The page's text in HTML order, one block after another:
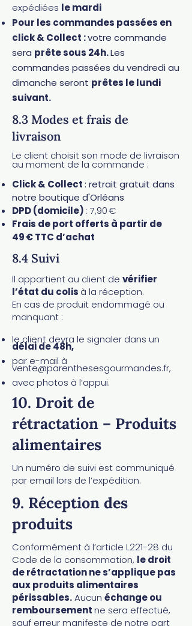
expédiées le mardi
Pour les commandes passées en
click & Collect :votre commande
sera prête sous 24h.Les
commandes passées du vendredi au
dimanche seront prêtes le lundi
suivant.
8.3 Modes et frais de
livraison​
​Le client choisit son mode de livraison
au moment de la commande :
Click & Collect: retrait gratuit dans
notre boutique d'Orléans
DPD (domicile) : 7,90 €
Frais de port offerts à partir de
49 € TTC d’achat​
8.4 Suivi
​Il appartient au client de vérifier
l’état du colis à la réception.
En cas de produit endommagé ou
manquant :
le client devra le signaler dans un
délai de 48h,
par e-mail à
vente@parenthesesgourmandes.fr,
avec photos à l’appui.
10. Droit de
rétractation – Produits
alimentaires
Un numéro de suivi est communiqué
par email lors de l’expédition.
9. Réception des
produits
Conformément à l’article L221-28 du
Code de la consommation, le droit
de rétractation ne s’applique pas
aux produits alimentaires
périssables.Aucun échange ou
remboursementne sera effectué,
sauf erreur manifeste de notre part